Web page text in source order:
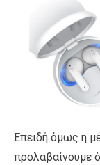
Επειδή όμως η
προλαβαίνουμε